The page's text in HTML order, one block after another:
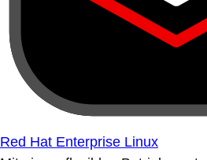
Red Hat Enterprise Linux